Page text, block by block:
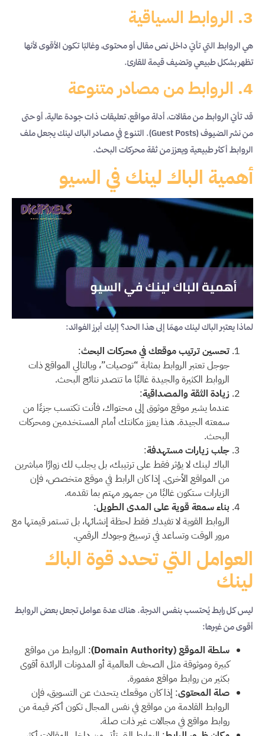
3. الروابط السياقية
هي الروابط التي تأتي داخل نص مقال أو محتوى، وغالبًا تكون الأقوى لأنها
تظهر بشكل طبيعي وتضيف قيمة للقارئ.
4. الروابط من مصادر متنوعة
قد تأتي الروابط من مقالات، أدلة مواقع، تعليقات ذات جودة عالية، أو حتى
من نشر الضيوف (Guest Posts). التنوع في مصادر الباك لينك يجعل ملف
الروابط أكثر طبيعية ويعزز من ثقة محركات البحث.
أهمية الباك لينك في السيو
لماذا يعتبر الباك لينك مهمًا إلى هذا الحد؟ إليك أبرز الفوائد:
تحسين ترتيب موقعك في محركات البحث:
جوجل تعتبر الروابط بمثابة “توصيات”، وبالتالي المواقع ذات
الروابط الكثيرة والجيدة غالبًا ما تتصدر نتائج البحث.
زيادة الثقة والمصداقية:
عندما يشير موقع موثوق إلى محتواك، فأنت تكتسب جزءًا من
سمعته الجيدة. هذا يعزز مكانتك أمام المستخدمين ومحركات
البحث.
جلب زيارات مستهدفة:
الباك لينك لا يؤثر فقط على ترتيبك، بل يجلب لك زوارًا مباشرين
من المواقع الأخرى. إذا كان الرابط في موقع متخصص، فإن
الزيارات ستكون غالبًا من جمهور مهتم بما تقدمه.
بناء سمعة قوية على المدى الطويل:
الروابط القوية لا تفيدك فقط لحظة إنشائها، بل تستمر قيمتها مع
مرور الوقت وتساعد في ترسيخ وجودك الرقمي.
العوامل التي تحدد قوة الباك
لينك
ليس كل رابط يُحتسب بنفس الدرجة. هناك عدة عوامل تجعل بعض الروابط
أقوى من غيرها:
سلطة الموقع (Domain Authority)
: الروابط من مواقع
كبيرة وموثوقة مثل الصحف العالمية أو المدونات الرائدة أقوى
بكثير من روابط مواقع مغمورة.
صلة المحتوى: إذا كان موقعك يتحدث عن التسويق، فإن
الروابط القادمة من مواقع في نفس المجال تكون أكثر قيمة من
روابط مواقع في مجالات غير ذات صلة.